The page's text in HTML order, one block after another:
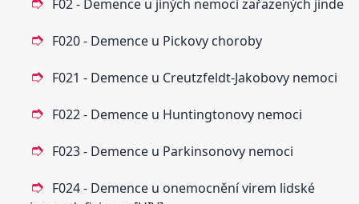
F02 - Demence u jiných nemocí zařazených jinde
F020 - Demence u Pickovy choroby
F021 - Demence u Creutzfeldt-Jakobovy nemoci
F022 - Demence u Huntingtonovy nemoci
F023 - Demence u Parkinsonovy nemoci
F024 - Demence u onemocnění virem lidské